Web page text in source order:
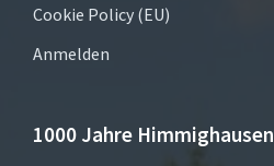
Cookie Policy (EU)
Anmelden
1000 Jahre Himmighausen